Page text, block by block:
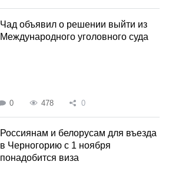
Чад объявил о решении выйти из
Международного уголовного суда
0 478 0
Россиянам и белорусам для въезда
в Черногорию с 1 ноября
понадобится виза